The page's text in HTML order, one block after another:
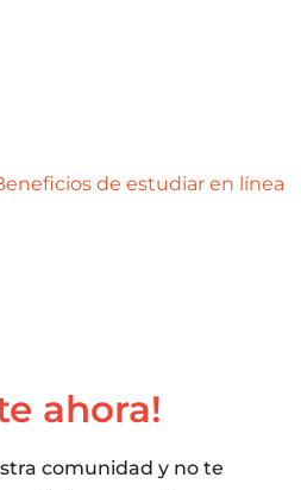
de estudiar en línea
ahora!
comunidad y no te